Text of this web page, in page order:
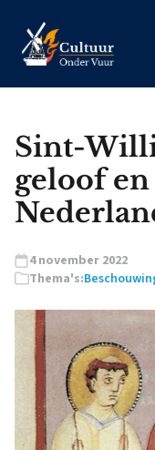
Sint-
geloof
4 november 2022
Thema's: